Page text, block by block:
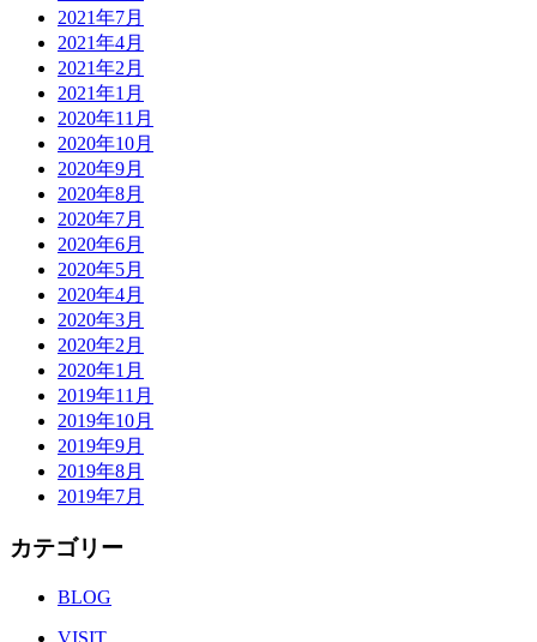
2021年7月
2021年4月
2021年2月
2021年1月
2020年11月
2020年10月
2020年9月
2020年8月
2020年7月
2020年6月
2020年5月
2020年4月
2020年3月
2020年2月
2020年1月
2019年11月
2019年10月
2019年9月
2019年8月
2019年7月
カテゴリー
BLOG
VISIT